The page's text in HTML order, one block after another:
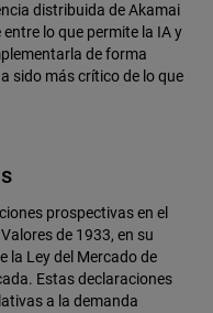
distribuida de Akamai
lo que permite la IA y
de forma
sido más crítico de lo que
prospectivas en el
de 1933, en su
la Ley del Mercado de
Estas declaraciones
a la demanda